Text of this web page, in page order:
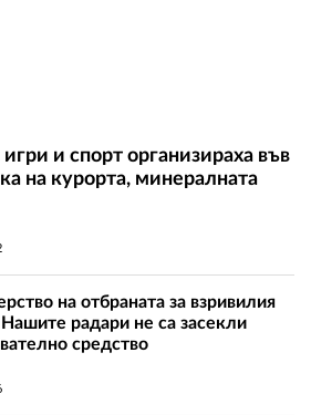
и спорт организираха във
на курорта, минералната
на отбраната за взривилия
радари не са засекли
средство